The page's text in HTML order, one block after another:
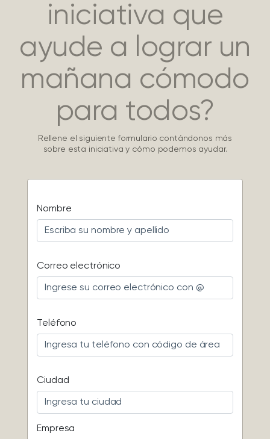
iniciativa que
ayude a lograr un
mañana cómodo
para todos?
Rellene el siguiente formulario contándonos más
sobre esta iniciativa y cómo podemos ayudar.
Nombre
Correo electrónico
Teléfono
Ciudad
Empresa